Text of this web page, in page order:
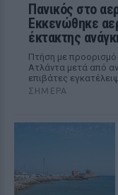
Πανικός στο
Εκκενώθηκε
έκτακτης
Πτήση με
Ατλάντα μετά από
επιβάτες
ΣΉΜΕΡΑ